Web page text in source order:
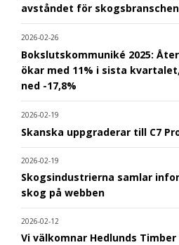
avståndet för skogsbranschen
2026-02-26
Bokslutskommuniké 2025:
ökar med 11% i sista
ned -17,8%
2026-02-19
Skanska uppgraderar till C7
2026-02-19
Skogsindustrierna samlar
skog på webben
2026-02-12
Vi välkomnar Hedlunds